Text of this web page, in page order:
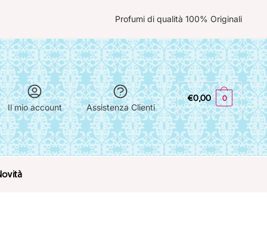
Profumi di qualità 100% Originali
Il mio account Assistenza Clienti
€0,00 0